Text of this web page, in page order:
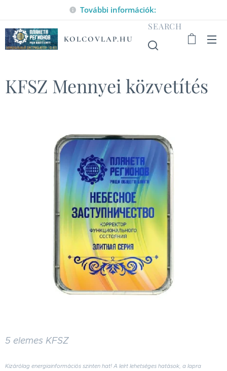
További információk:
KOLCOVLAP.HU
SEARCH
KFSZ Mennyei közvetítés
5 elemes KFSZ
Kizárólag energiainformációs szinten hat! A leírt lehetséges hatások, a lapra